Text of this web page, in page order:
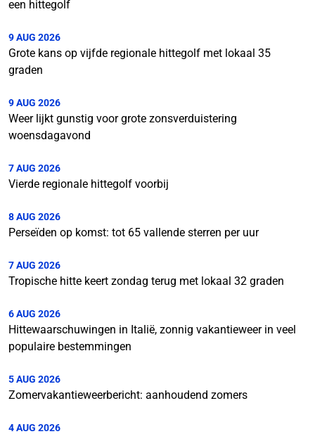
een hittegolf
9 AUG 2026
Grote kans op vijfde regionale hittegolf met lokaal 35
graden
9 AUG 2026
Weer lijkt gunstig voor grote zonsverduistering
woensdagavond
7 AUG 2026
Vierde regionale hittegolf voorbij
8 AUG 2026
Perseïden op komst: tot 65 vallende sterren per uur
7 AUG 2026
Tropische hitte keert zondag terug met lokaal 32 graden
6 AUG 2026
Hittewaarschuwingen in Italië, zonnig vakantieweer in veel
populaire bestemmingen
5 AUG 2026
Zomervakantieweerbericht: aanhoudend zomers
4 AUG 2026